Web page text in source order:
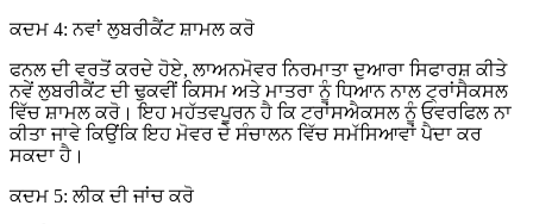
ਕਦਮ 4: ਨਵਾਂ ਲੁਬਰੀਕੈਂਟ ਸ਼ਾਮਲ ਕਰੋ
ਫਨਲ ਦੀ ਵਰਤੋਂ ਕਰਦੇ ਹੋਏ, ਲਾਅਨਮੋਵਰ ਨਿਰਮਾਤਾ ਦੁਆਰਾ ਸਿਫਾਰਸ਼ ਕੀਤੇ
ਨਵੇਂ ਲੁਬਰੀਕੈਂਟ ਦੀ ਢੁਕਵੀਂ ਕਿਸਮ ਅਤੇ ਮਾਤਰਾ ਨੂੰ ਧਿਆਨ ਨਾਲ ਟ੍ਰਾਂਸੈਕਸਲ
ਵਿੱਚ ਸ਼ਾਮਲ ਕਰੋ। ਇਹ ਮਹੱਤਵਪੂਰਨ ਹੈ ਕਿ ਟਰਾਂਸਐਕਸਲ ਨੂੰ ਓਵਰਫਿਲ ਨਾ
ਕੀਤਾ ਜਾਵੇ ਕਿਉਂਕਿ ਇਹ ਮੋਵਰ ਦੇ ਸੰਚਾਲਨ ਵਿੱਚ ਸਮੱਸਿਆਵਾਂ ਪੈਦਾ ਕਰ
ਸਕਦਾ ਹੈ।
ਕਦਮ 5: ਲੀਕ ਦੀ ਜਾਂਚ ਕਰੋ